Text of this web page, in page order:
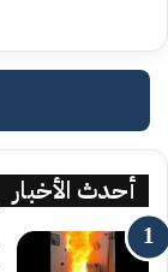
أحدث الأخبار